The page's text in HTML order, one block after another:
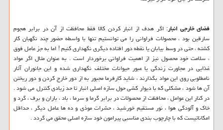
فضای خارجی انبار: اگر هدف از انبار کردن کالا فقط محافظت از آن در برابر هجوم
سارقین بود ، محصولات فراوانی را می توانستیم تنها با واسطه حضور چند نگهبان کار
کشته ، حتی در وسط بیابان یا نقطه دور افتاده دیگری نگهداری کنیم ! اما به جز عامل فوق
، سلامت خود محصول نیز از اهمیت فراوانی برخوردار است . به عنوان مثال اگر مواد
غذایی در مجاورت زندگی یا عبور حیوانات مختلف نگهداری شده و این جانوران آثار
نامطلوبی روی این مواد بگذارند ، شاید کارفرما مجبور به از دور خارج کردن و دور ریختن
آن ها شود ، مشکلی که با دیوار کشی حول سازه اصلی انبار تا حد زیادی کنترل می شود .
در کنار این عوامل ، محافظت از محصولات در برابر گرما و سرما ، باد ، باران و برف ، گرد و
خاک و آلودگی هوا ، نور مستقیم خورشید ، حشرات موذی و ده ها عامل دیگر ، حداقل
امکاناتیست که با چارچوب بندی مناسبی پیرامون خود سازه اصلی محقق می گردد .